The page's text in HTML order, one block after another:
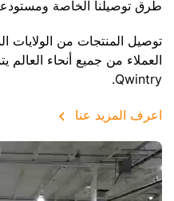
طرق توصيلنا الخاصة
توصيل المنتجات من الولايات
العملاء من جميع أنحاء
Qwintry.
اعرف المزيد عنا